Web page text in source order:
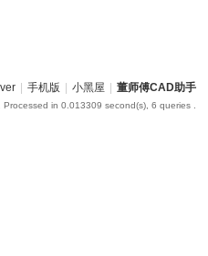
手机版 小黑屋 董师傅CAD助手
, Processed in 0.013309 second(s), 6 queries .